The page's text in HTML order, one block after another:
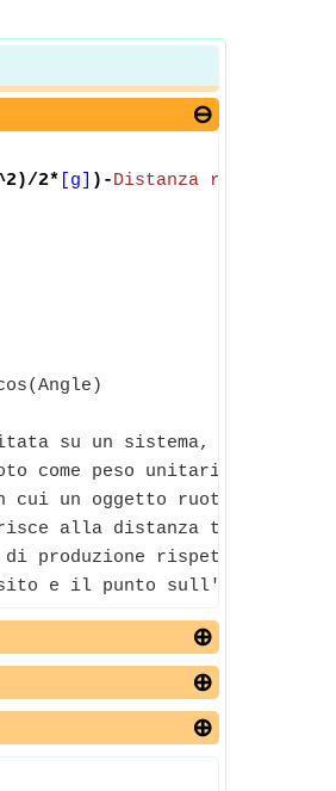
2* [g] )-Distanza radiale
su un sistema, misurata
come peso unitario, è il
un oggetto ruota o ruota
alla distanza tra il
produzione rispetto al
e il punto sull'asta